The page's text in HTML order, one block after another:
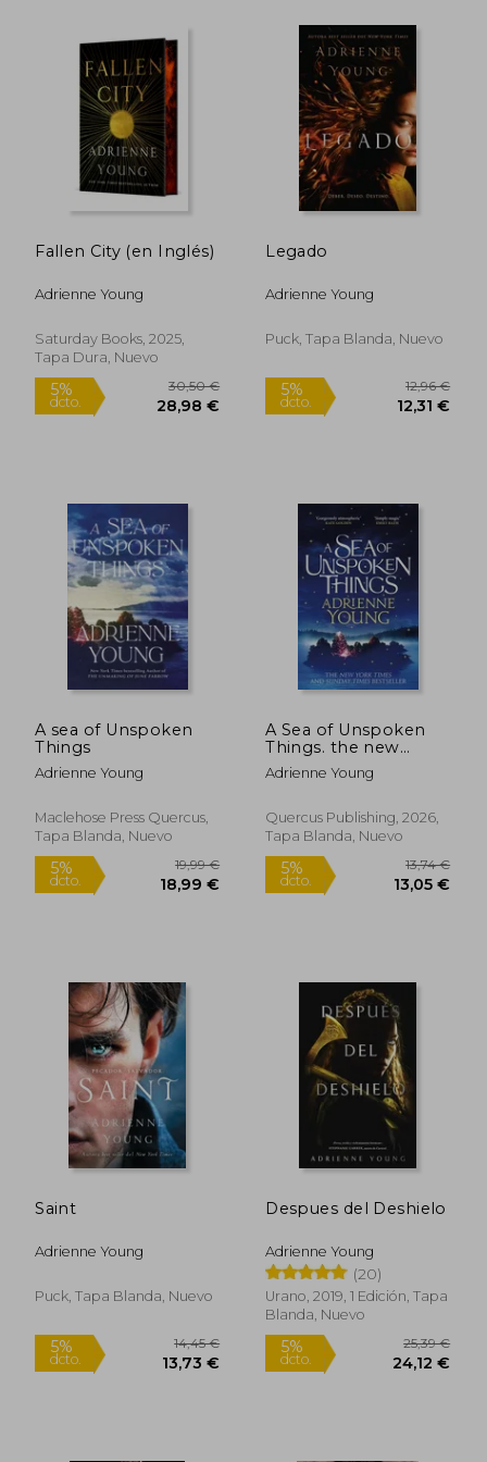
dcto. 7,65 € dcto.
5%
dcto.
5%
dcto.
Fallen City (en Inglés)
Adrienne Young
Saturday Books, 2025,
Tapa Dura, Nuevo
5% 30,50 €
Legado
Adrienne Young
Puck, Tapa Blanda, Nuevo
5%
dcto.
A sea of Unspoken
Things
Adrienne Young
Maclehose Press Quercus,
Tapa Blanda, Nuevo
A Sea of Unspoken
Things. the new
magical mystery
from the bestselling
Forgetting
Adrienne Young
Quercus Publishing, 2026,
Tapa Blanda, Nuevo
Saint
Adrienne Young
Puck, Tapa Blanda, Nuevo
Despues del Deshielo
Adrienne Young
(20)
Urano, 2019, 1 Edición, Tapa
Blanda, Nuevo